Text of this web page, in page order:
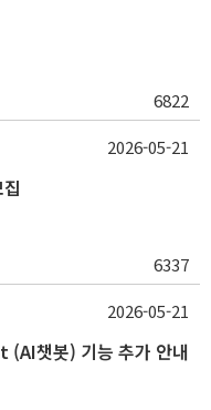
6822
6337
2026-05-21
챗봇) 기능 추가 안내
2026-05-21